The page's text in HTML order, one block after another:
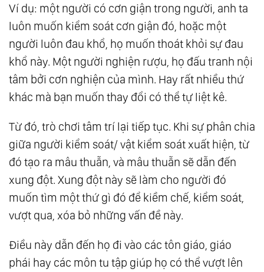
Ví dụ: một người có cơn giận trong người, anh ta
luôn muốn kiểm soát cơn giận đó, hoặc một
người luôn đau khổ, họ muốn thoát khỏi sự đau
khổ này. Một người nghiện rượu, họ đấu tranh nội
tâm bởi cơn nghiện của mình. Hay rất nhiều thứ
khác mà bạn muốn thay đổi có thể tự liệt kê.
Từ đó, trò chơi tâm trí lại tiếp tục. Khi sự phân chia
giữa người kiểm soát/ vật kiểm soát xuất hiện, từ
đó tạo ra mâu thuẫn, và mâu thuẫn sẽ dẫn đến
xung đột. Xung đột này sẽ làm cho người đó
muốn tìm một thứ gì đó để kiềm chế, kiểm soát,
vượt qua, xóa bỏ những vấn đề này.
Điều này dẫn đến họ đi vào các tôn giáo, giáo
phái hay các môn tu tập giúp họ có thể vượt lên